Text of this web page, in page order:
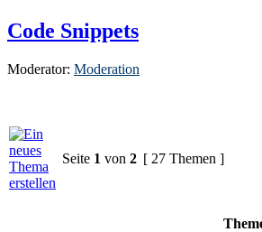
Code Snippets
Moderator: Moderation
Seite 1 von 2 [ 27 Themen ]